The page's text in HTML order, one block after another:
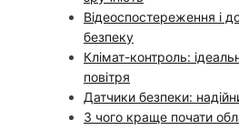
Відеоспостереження і
безпеку
Клімат-контроль:
повітря
Датчики безпеки:
З чого краще почати